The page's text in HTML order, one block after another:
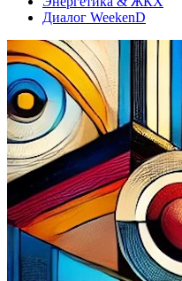
Диалог WeekenD